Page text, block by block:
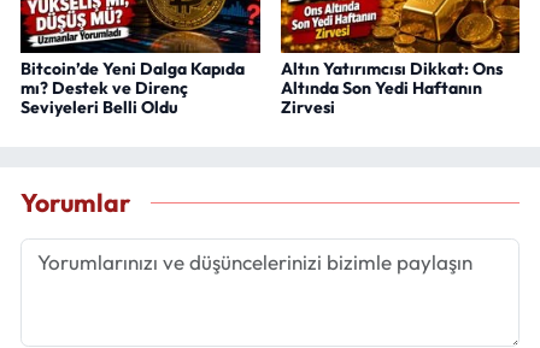
Bitcoin’de Yeni Dalga Kapıda
mı? Destek ve Direnç
Seviyeleri Belli Oldu
Altın Yatırımcısı Dikkat: Ons
Altında Son Yedi Haftanın
Zirvesi
Yorumlar